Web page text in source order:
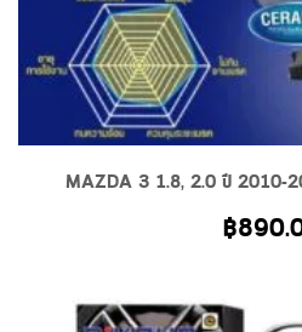
MAZDA 3 1.8, 2.0 ปี 2010-
฿